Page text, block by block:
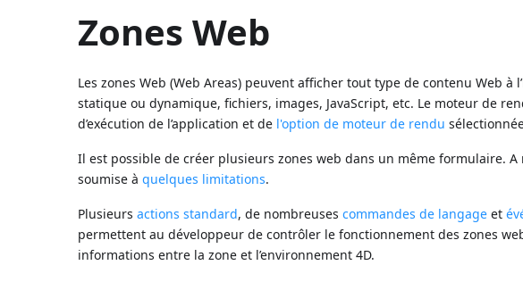
Zones Web
Les zones Web (Web Areas) peuvent afficher tout type de contenu Web
statique ou dynamique, fichiers, images, JavaScript, etc. Le moteur de
d’exécution de l’application et de l'option de moteur de rendu
Il est possible de créer plusieurs zones web dans un même formulaire.
soumise àquelques limitations.
Plusieursactions standard, de nombreusescommandes de langage et
permettent au développeur de contrôler le fonctionnement des zones
informations entre la zone et l’environnement 4D.